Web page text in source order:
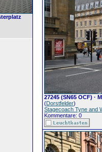
27245 (SN65 OCF) ·
(Dorstfelder)
Stagecoach Tyne and
Kommentare: 0